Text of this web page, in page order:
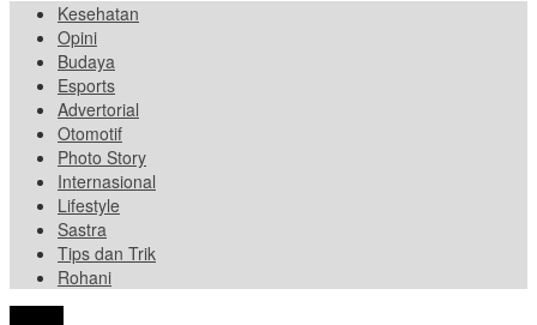
Kesehatan
Opini
Budaya
Esports
Advertorial
Otomotif
Photo Story
Internasional
Lifestyle
Sastra
Tips dan Trik
Rohani